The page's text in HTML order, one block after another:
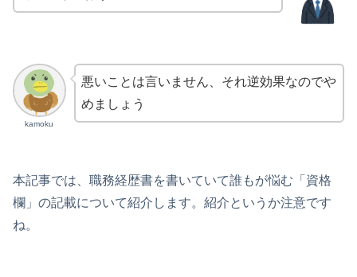
kamoku
悪いことは言いません、それ逆効果なのでや
めましょう
本記事では、職務経歴書を書いていて誰もが悩む「資格
欄」の記載について紹介します。紹介というか注意です
ね。